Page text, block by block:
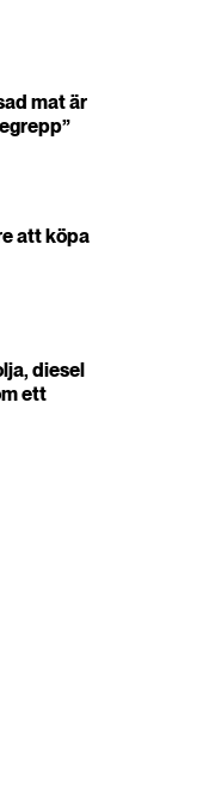
mat är
att köpa
diesel
ett